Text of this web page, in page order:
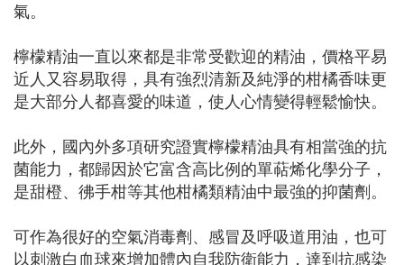
氣。
檸檬精油一直以來都是非常受歡迎的精油，價格平易
近人又容易取得，具有強烈清新及純淨的柑橘香味更
是大部分人都喜愛的味道，使人心情變得輕鬆愉快。
此外，國內外多項研究證實檸檬精油具有相當強的抗
菌能力，都歸因於它富含高比例的單萜烯化學分子，
是甜橙、彿手柑等其他柑橘類精油中最強的抑菌劑。
可作為很好的空氣消毒劑、感冒及呼吸道用油，也可
以刺激白血球來增加體內自我防衛能力，達到抗感染